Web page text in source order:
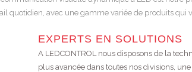
quotidien, avec une gamme variée de produits qui
EXPERTS EN SOLUTIONS
A LEDCONTROL nous disposons de la
plus avancée dans toutes nos divisions,